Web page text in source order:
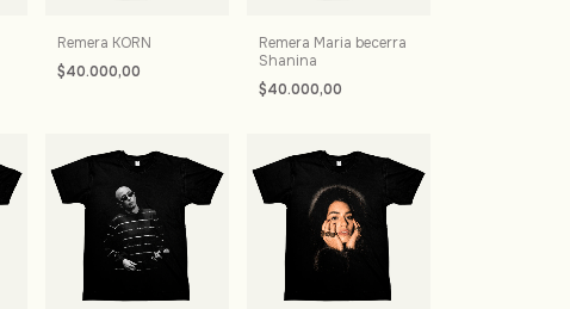
Remera KORN
$40.000,00
Remera Maria becerra
Shanina
$40.000,00